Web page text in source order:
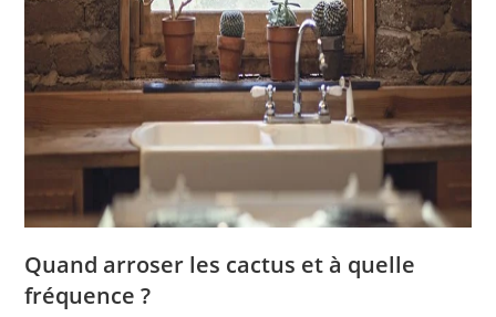
Quand arroser les cactus et à quelle
fréquence ?